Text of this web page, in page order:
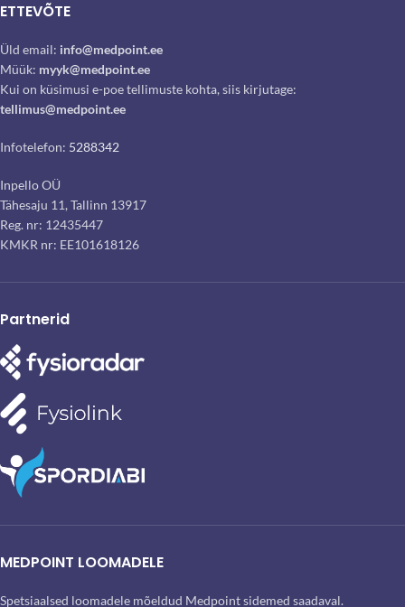
ETTEVÕTE
Üld email: info@medpoint.ee
Müük: myyk@medpoint.ee
Kui on küsimusi e-poe tellimuste kohta, siis kirjutage:
tellimus@medpoint.ee
Infotelefon: 5288342
Inpello OÜ
Tähesaju 11, Tallinn 13917
Reg. nr: 12435447
KMKR nr: EE101618126
Partnerid
MEDPOINT LOOMADELE
Spetsiaalsed loomadele mõeldud Medpoint sidemed saadaval.